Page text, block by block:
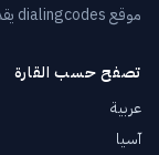
3374
موقع dialingcodes يقدم مفاتيح الاتصال الدولية ومعلومات الدول مجاناً.
تصفح حسب القارة
عربية
آسيا